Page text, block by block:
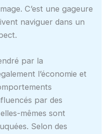
C’est une gageure
naviguer dans un
par la
l’économie et
par des
mêmes sont
Selon des